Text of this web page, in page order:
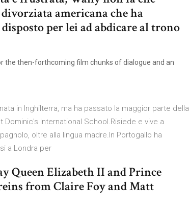
americana che ha
per lei ad abdicare al trono
the then-forthcoming film chunks of dialogue and an
in Inghilterra, ma ha passato la maggior parte della
International School.Risiede e vive a
oltre alla lingua madre.In Portogallo ha
a Londra per
Queen Elizabeth II and Prince
from Claire Foy and Matt